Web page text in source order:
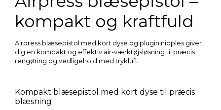
kompakt og kraftfuld
Airpress blæsepistol med kort dyse og plugin nipples giver
dig en kompakt og effektiv air-værktøjsløsning til præcis
rengøring og vedligehold med trykluft.
Kompakt blæsepistol med kort dyse til præcis
blæsning